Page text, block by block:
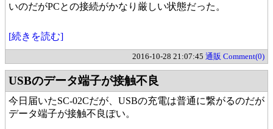
いのだがPCとの接続がかなり厳しい状態だった。
[続きを読む]
2016-10-28 21:07:45 通販 Comment(0)
USBのデータ端子が接触不良
今日届いたSC-02Cだが、USBの充電は普通に繋がるのだが
データ端子が接触不良ぽい。